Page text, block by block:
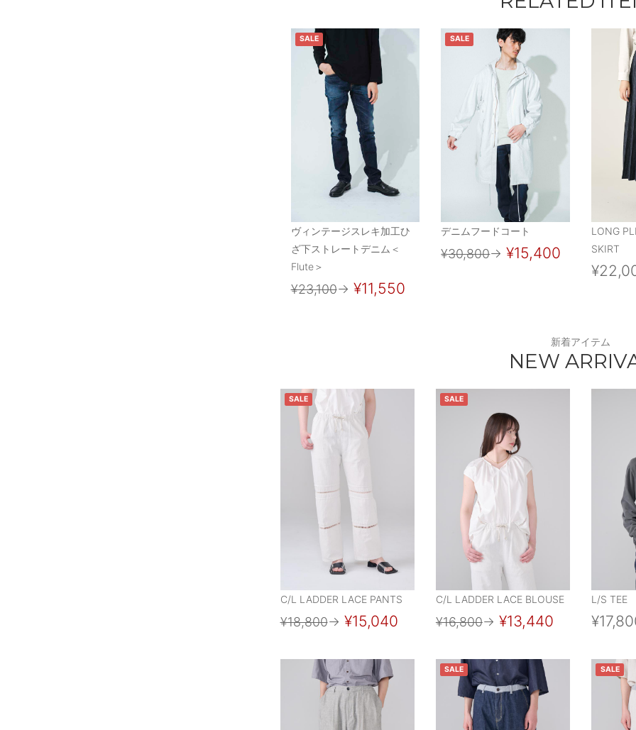
SALE
ヴィンテージスレキ加工ひ
ざ下ストレートデニム＜
Flute＞
¥23,100→ ¥11,550
SALE
デニムフードコート
¥30,800→ ¥15,400
LONG
SKIRT
新着アイテム
NEW
SALE
C/L LADDER LACE PANTS
¥18,800→ ¥15,040
SALE
C/L LADDER LACE BLOUSE
¥16,800→ ¥13,440
L/S TEE
SALE SALE